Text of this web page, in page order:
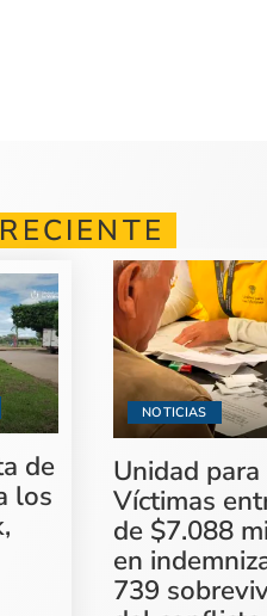
de
los
NOTICIAS
Unidad
Víctimas
de $7.088
en
739